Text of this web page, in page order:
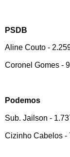
PSDB
Aline Couto -
Coronel Gomes -
Podemos
Sub. Jailson -
Cizinho Cabelos -